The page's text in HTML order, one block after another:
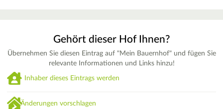
Gehört dieser Hof Ihnen?
Übernehmen Sie diesen Eintrag auf "Mein Bauernhof" und fügen Sie
relevante Informationen und Links hinzu!
Inhaber dieses Eintrags werden
Änderungen vorschlagen